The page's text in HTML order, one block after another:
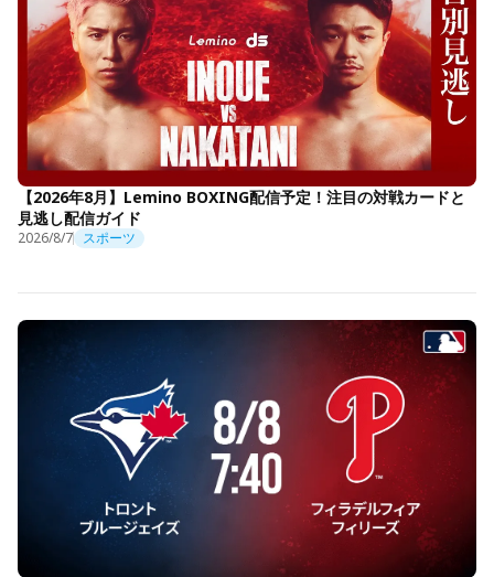
【2026年8月】Lemino BOXING配信予定！注目の対戦カードと
見逃し配信ガイド
2026/8/7 スポーツ